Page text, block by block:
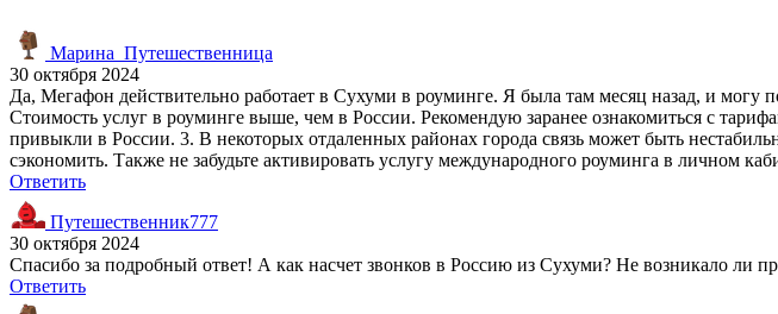
Марина_Путешественница
30 октября 2024
Да, Мегафон действительно работает в Сухуми в роуминге. Я была там месяц назад, и могу
Стоимость услуг в роуминге выше, чем в России. Рекомендую заранее ознакомиться с
привыкли в России. 3. В некоторых отдаленных районах города связь может быть
сэкономить. Также не забудьте активировать услугу международного роуминга в личном
Ответить
Путешественник777
30 октября 2024
Спасибо за подробный ответ! А как насчет звонков в Россию из Сухуми? Не возникало ли
Ответить